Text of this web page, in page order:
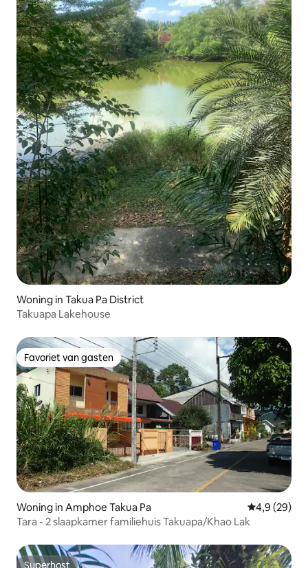
Woning in Takua Pa District
Takuapa Lakehouse
Favoriet van gasten
Favoriet van gasten
Woning in Amphoe Takua Pa Gemiddelde
4,9 (29)
Tara - 2 slaapkamer familiehuis Takuapa/Khao Lak
Superhost